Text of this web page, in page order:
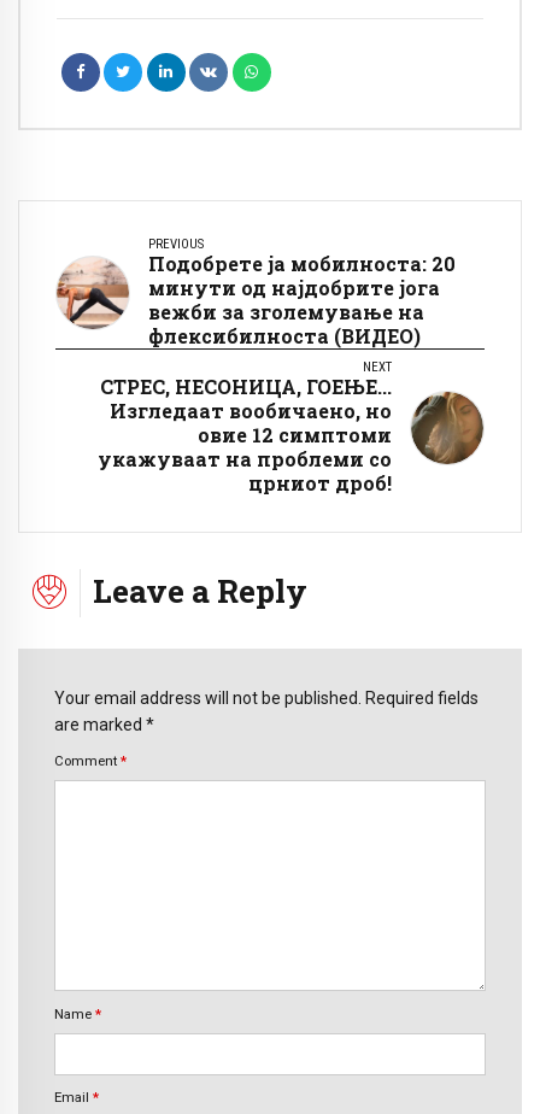
PREVIOUS
Подобрете ја мобилноста: 20
минути од најдобрите јога
вежби за зголемување на
флексибилноста (ВИДЕО)
NEXT
СТРЕС, НЕСОНИЦА, ГОЕЊЕ...
Изгледаат вообичаено, но
овие 12 симптоми
укажуваат на проблеми со
црниот дроб!
Leave a Reply
Your email address will not be published. Required fields
are marked *
Comment *
Name *
Email *